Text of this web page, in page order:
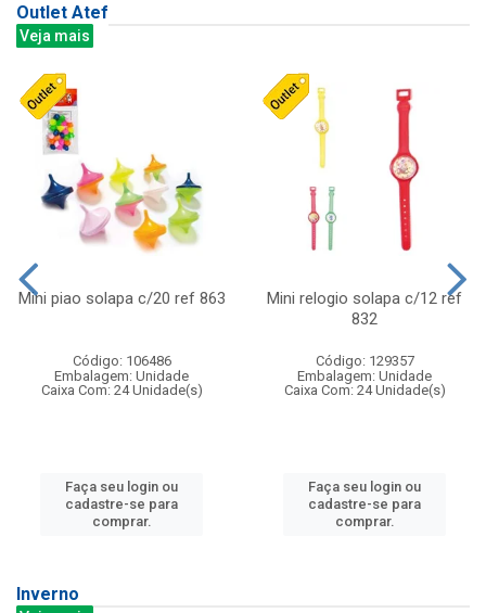
Outlet Atef
Veja mais
Mini piao solapa c/20 ref 863
Código: 106486
Embalagem: Unidade
Caixa Com: 24 Unidade(s)
Faça seu login ou
cadastre-se para
comprar.
Mini relogio solapa c/12 ref
832
Código: 129357
Embalagem: Unidade
Caixa Com: 24 Unidade(s)
Faça seu login ou
cadastre-se para
comprar.
Inverno